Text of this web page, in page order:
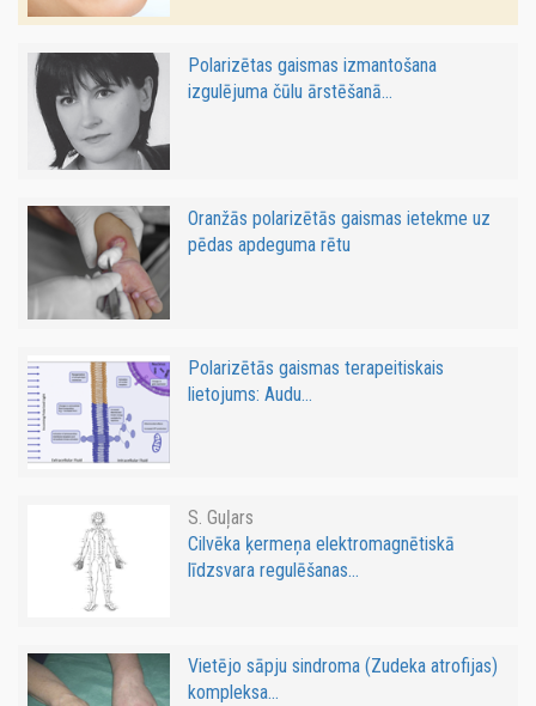
Polarizētas gaismas izmantošana
izgulējuma čūlu ārstēšanā...
Oranžās polarizētās gaismas ietekme uz
pēdas apdeguma rētu
Polarizētās gaismas terapeitiskais
lietojums: Audu...
S. Guļars
Cilvēka ķermeņa elektromagnētiskā
līdzsvara regulēšanas...
Vietējo sāpju sindroma (Zudeka atrofijas)
kompleksa...